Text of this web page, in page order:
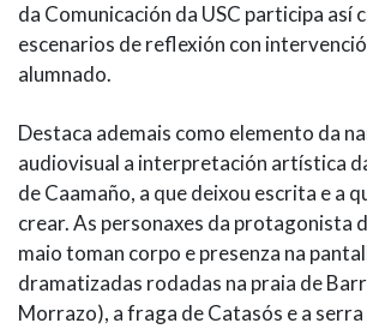
da Comunicación da USC participa así
escenarios de reflexión con
alumnado.
Destaca ademais como elemento da
audiovisual a interpretación artística
de Caamaño, a que deixou escrita e a
crear. As personaxes da protagonista
maio toman corpo e presenza na
dramatizadas rodadas na praia de
Morrazo), a fraga de Catasós e a serra